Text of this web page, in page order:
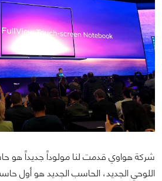
اللوحي الجديد، الحاسب الجديد هو أول